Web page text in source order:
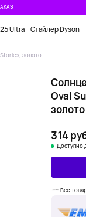
Ultra Стайлер Dyson
золото
Oval
золото
314
Доступно
Все